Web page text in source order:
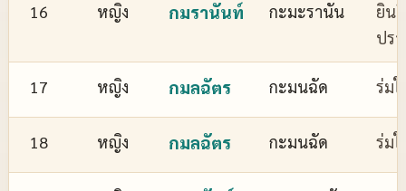
16 หญิง กมรานันท์ กะมะรานัน
ยิน
ปร
17 หญิง กมลฉัตร กะมนฉัด ร่มใ
18 หญิง กมลฉัตร กะมนฉัด ร่มใ